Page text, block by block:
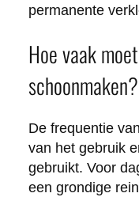
permanente
Hoe vaak
schoonmaken?
De frequentie
van het gebruik
gebruikt. Voor
een grondige